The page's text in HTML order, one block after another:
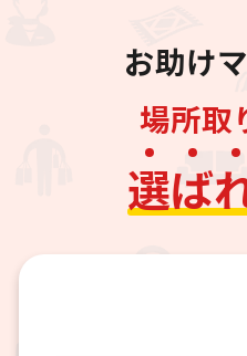
お助け
場所取
選ば